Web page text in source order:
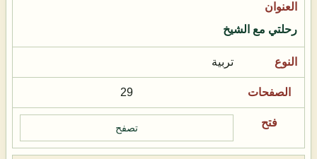
رحلتي مع الشيخ
تربية
29
تصفح